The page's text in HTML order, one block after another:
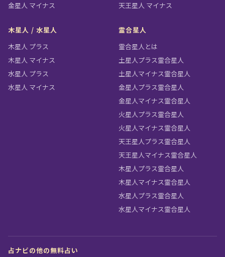
金星人 マイナス
天王星人 マイナス
木星人 / 水星人
木星人 プラス
木星人 マイナス
水星人 プラス
水星人 マイナス
霊合星人
霊合星人とは
土星人プラス霊合星人
土星人マイナス霊合星人
金星人プラス霊合星人
金星人マイナス霊合星人
火星人プラス霊合星人
火星人マイナス霊合星人
天王星人プラス霊合星人
天王星人マイナス霊合星人
木星人プラス霊合星人
木星人マイナス霊合星人
水星人プラス霊合星人
水星人マイナス霊合星人
占ナビの他の無料占い